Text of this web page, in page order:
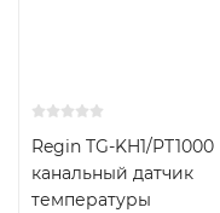
Regin TG-KH1/PT1000
канальный датчик
температуры